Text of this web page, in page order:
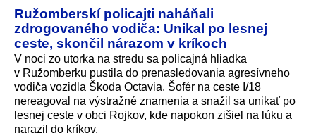
Ružomberskí policajti naháňali
zdrogovaného vodiča: Unikal po lesnej
ceste, skončil nárazom v kríkoch
V noci zo utorka na stredu sa policajná hliadka
v Ružomberku pustila do prenasledovania agresívneho
vodiča vozidla Škoda Octavia. Šofér na ceste I/18
nereagoval na výstražné znamenia a snažil sa unikať po
lesnej ceste v obci Rojkov, kde napokon zišiel na lúku a
narazil do kríkov.